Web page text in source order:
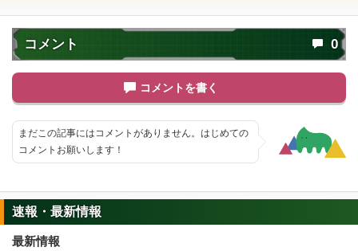
コメント 0
コメントを書く
まだこの記事にはコメントがありません。はじめての
コメントお願いします！
速報・最新情報
最新情報